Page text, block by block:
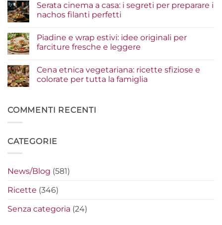
guida
agli
ingredienti
risultato
gourmet
su
Insalate
e
condimenti
a
fanno
la
differenza
Serata cinema a casa: i segreti per preparare i
nachos filanti perfetti
su
Serata
cinema
i
segreti
per
filanti
perfetti
Piadine e wrap estivi: idee originali per
farciture fresche e leggere
su
Piadine
e
originali
per
leggere
Cena etnica vegetariana: ricette sfiziose e
colorate per tutta la famiglia
Cena
etnica
e
la
famiglia
COMMENTI RECENTI
CATEGORIE
News/Blog (581)
Ricette (346)
Senza categoria (24)